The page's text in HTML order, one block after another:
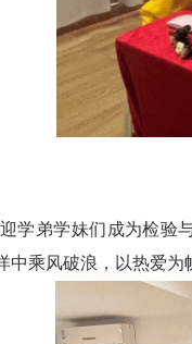
学弟学妹们成为检
乘风破浪，以热爱为